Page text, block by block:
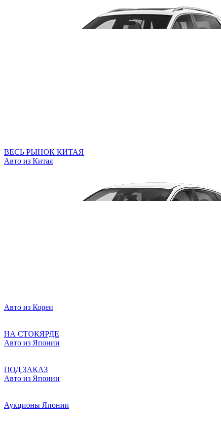
ВЕСЬ РЫНОК КИТАЯ
Авто из Китая
Авто из Кореи
НА СТОКЯРДЕ
Авто из Японии
ПОД ЗАКАЗ
Авто из Японии
Аукционы Японии